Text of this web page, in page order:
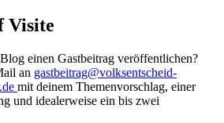
Visite
einen Gastbeitrag veröffentlichen?
an gastbeitrag@volksentscheid-
mit deinem Themenvorschlag, einer
und idealerweise ein bis zwei